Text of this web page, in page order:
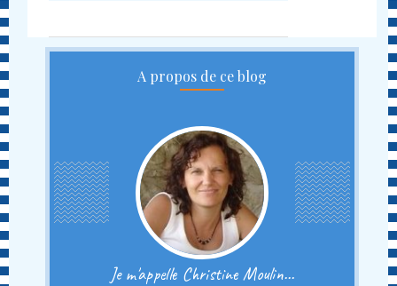
A propos de ce blog
Je m'appelle Christine Moulin...